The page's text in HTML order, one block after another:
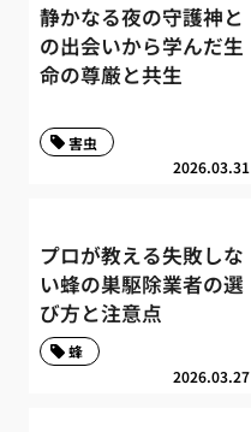
静かなる夜の守護神と
の出会いから学んだ生
命の尊厳と共生
2026.03.31
害虫
プロが教える失敗しな
い蜂の巣駆除業者の選
び方と注意点
2026.03.27
蜂